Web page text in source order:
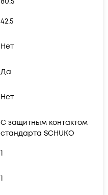
42.5
Нет
Да
Нет
С защитным контактом
стандарта SCHUKO
1
1